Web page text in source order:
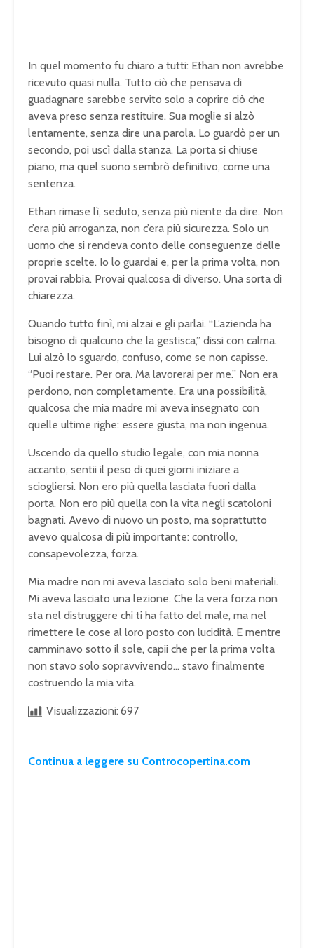
In quel momento fu chiaro a tutti: Ethan non avrebbe
ricevuto quasi nulla. Tutto ciò che pensava di
guadagnare sarebbe servito solo a coprire ciò che
aveva preso senza restituire. Sua moglie si alzò
lentamente, senza dire una parola. Lo guardò per un
secondo, poi uscì dalla stanza. La porta si chiuse
piano, ma quel suono sembrò definitivo, come una
sentenza.
Ethan rimase lì, seduto, senza più niente da dire. Non
c’era più arroganza, non c’era più sicurezza. Solo un
uomo che si rendeva conto delle conseguenze delle
proprie scelte. Io lo guardai e, per la prima volta, non
provai rabbia. Provai qualcosa di diverso. Una sorta di
chiarezza.
Quando tutto finì, mi alzai e gli parlai. “L’azienda ha
bisogno di qualcuno che la gestisca,” dissi con calma.
Lui alzò lo sguardo, confuso, come se non capisse.
“Puoi restare. Per ora. Ma lavorerai per me.” Non era
perdono, non completamente. Era una possibilità,
qualcosa che mia madre mi aveva insegnato con
quelle ultime righe: essere giusta, ma non ingenua.
Uscendo da quello studio legale, con mia nonna
accanto, sentii il peso di quei giorni iniziare a
sciogliersi. Non ero più quella lasciata fuori dalla
porta. Non ero più quella con la vita negli scatoloni
bagnati. Avevo di nuovo un posto, ma soprattutto
avevo qualcosa di più importante: controllo,
consapevolezza, forza.
Mia madre non mi aveva lasciato solo beni materiali.
Mi aveva lasciato una lezione. Che la vera forza non
sta nel distruggere chi ti ha fatto del male, ma nel
rimettere le cose al loro posto con lucidità. E mentre
camminavo sotto il sole, capii che per la prima volta
non stavo solo sopravvivendo… stavo finalmente
costruendo la mia vita.
Visualizzazioni: 697
Continua a leggere su Controcopertina.com